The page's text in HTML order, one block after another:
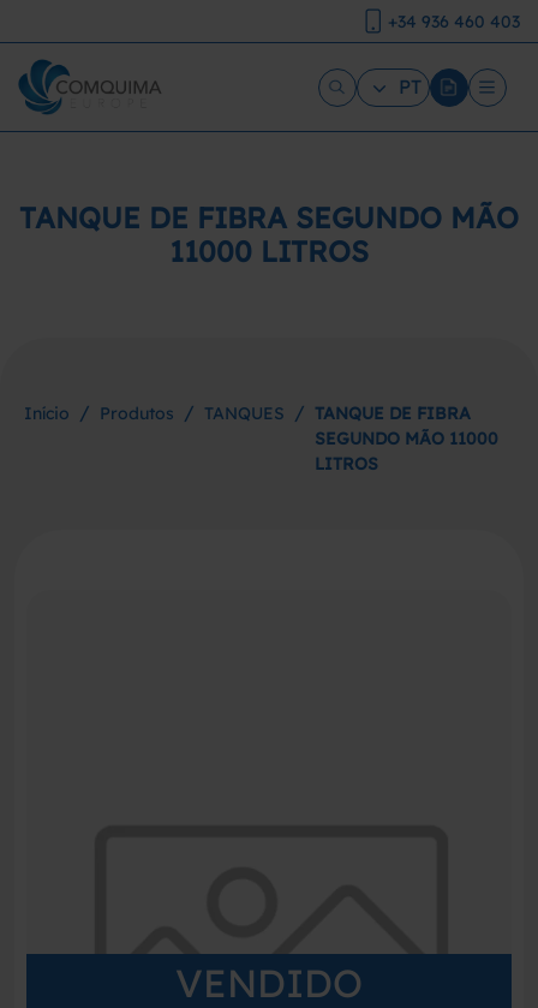
+34 936 460 403
PT
TANQUE DE FIBRA SEGUNDO MÃO
11000 LITROS
Início / Produtos / TANQUES / TANQUE DE FIBRA
SEGUNDO MÃO 11000
LITROS
VENDIDO